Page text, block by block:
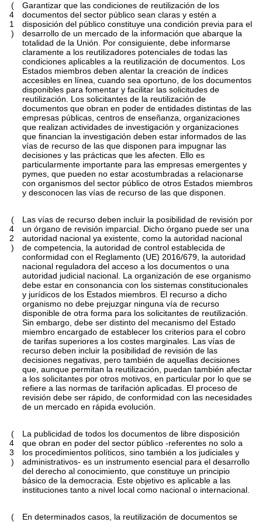
(
4
1
)
Garantizar que las condiciones de reutilización de los
documentos del sector público sean claras y estén a
disposición del público constituye una condición previa para el
desarrollo de un mercado de la información que abarque la
totalidad de la Unión. Por consiguiente, debe informarse
claramente a los reutilizadores potenciales de todas las
condiciones aplicables a la reutilización de documentos. Los
Estados miembros deben alentar la creación de índices
accesibles en línea, cuando sea oportuno, de los documentos
disponibles para fomentar y facilitar las solicitudes de
reutilización. Los solicitantes de la reutilización de
documentos que obran en poder de entidades distintas de las
empresas públicas, centros de enseñanza, organizaciones
que realizan actividades de investigación y organizaciones
que financian la investigación deben estar informados de las
vías de recurso de las que disponen para impugnar las
decisiones y las prácticas que les afecten. Ello es
particularmente importante para las empresas emergentes y
pymes, que pueden no estar acostumbradas a relacionarse
con organismos del sector público de otros Estados miembros
y desconocen las vías de recurso de las que disponen.
(
4
2
)
Las vías de recurso deben incluir la posibilidad de revisión por
un órgano de revisión imparcial. Dicho órgano puede ser una
autoridad nacional ya existente, como la autoridad nacional
de competencia, la autoridad de control establecida de
conformidad con el Reglamento (UE) 2016/679, la autoridad
nacional reguladora del acceso a los documentos o una
autoridad judicial nacional. La organización de ese organismo
debe estar en consonancia con los sistemas constitucionales
y jurídicos de los Estados miembros. El recurso a dicho
organismo no debe prejuzgar ninguna vía de recurso
disponible de otra forma para los solicitantes de reutilización.
Sin embargo, debe ser distinto del mecanismo del Estado
miembro encargado de establecer los criterios para el cobro
de tarifas superiores a los costes marginales. Las vías de
recurso deben incluir la posibilidad de revisión de las
decisiones negativas, pero también de aquellas decisiones
que, aunque permitan la reutilización, puedan también afectar
a los solicitantes por otros motivos, en particular por lo que se
refiere a las normas de tarifación aplicadas. El proceso de
revisión debe ser rápido, de conformidad con las necesidades
de un mercado en rápida evolución.
(
4
3
)
La publicidad de todos los documentos de libre disposición
que obran en poder del sector público -referentes no solo a
los procedimientos políticos, sino también a los judiciales y
administrativos- es un instrumento esencial para el desarrollo
del derecho al conocimiento, que constituye un principio
básico de la democracia. Este objetivo es aplicable a las
instituciones tanto a nivel local como nacional o internacional.
(
En determinados casos, la reutilización de documentos se